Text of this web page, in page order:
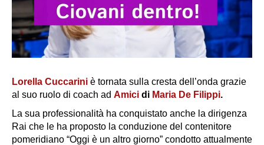
Lorella Cuccarini è tornata sulla cresta dell’onda grazie
al suo ruolo di coach ad Amici di Maria De Filippi.
La sua professionalità ha conquistato anche la dirigenza
Rai che le ha proposto la conduzione del contenitore
pomeridiano “Oggi è un altro giorno” condotto attualmente